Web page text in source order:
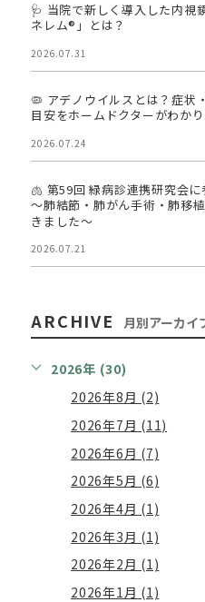
🩺 当院で新しく導入した内視
ネレム®」とは？
2026.07.31
🦠 アデノウイルスとは？症状
目安をホームドクターがわか
2026.07.24
🫁 第59回 緑病診連携研究会に
～肺結節・肺がん手術・肺移
きました～
2026.07.21
ARCHIVE 月別アーカイ
2026年 (30)
2026年8月 (2)
2026年7月 (11)
2026年6月 (7)
2026年5月 (6)
2026年4月 (1)
2026年3月 (1)
2026年2月 (1)
2026年1月 (1)